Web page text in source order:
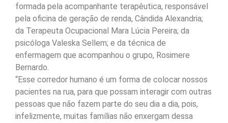
formada pela acompanhante terapêutica, responsável
pela oficina de geração de renda, Cândida Alexandria;
da Terapeuta Ocupacional Mara Lúcia Pereira; da
psicóloga Valeska Sellem; e da técnica de
enfermagem que acompanhou o grupo, Rosimere
Bernardo.
“Esse corredor humano é um forma de colocar nossos
pacientes na rua, para que possam interagir com outras
pessoas que não fazem parte do seu dia a dia, pois,
infelizmente, muitas famílias não enxergam dessa